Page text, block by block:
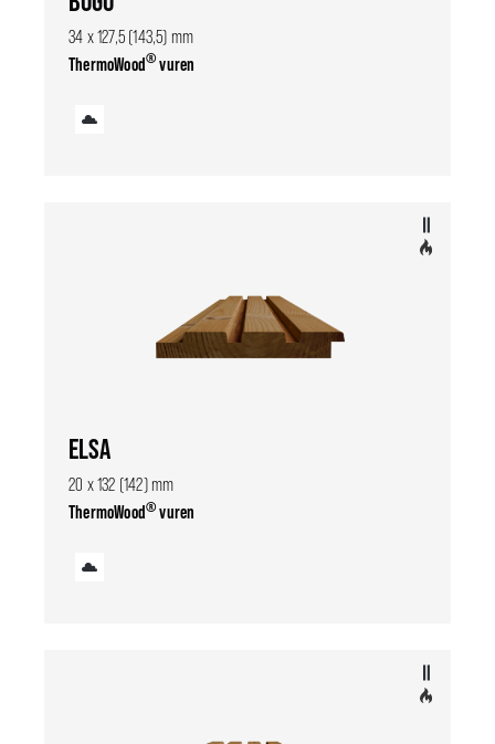
34 x 127,5 (143,5) mm
ThermoWood®vuren
ELSA
20 x 132 (142) mm
ThermoWood®vuren